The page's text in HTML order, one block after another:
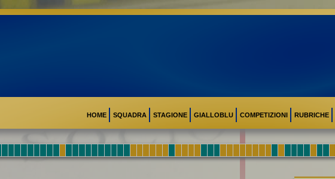
HOME SQUADRA STAGIONE GIALLOBLU COMPETIZIONI RUBRICHE